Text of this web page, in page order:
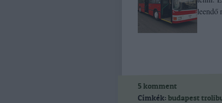
leendő
5 komment
Címkék: budapest